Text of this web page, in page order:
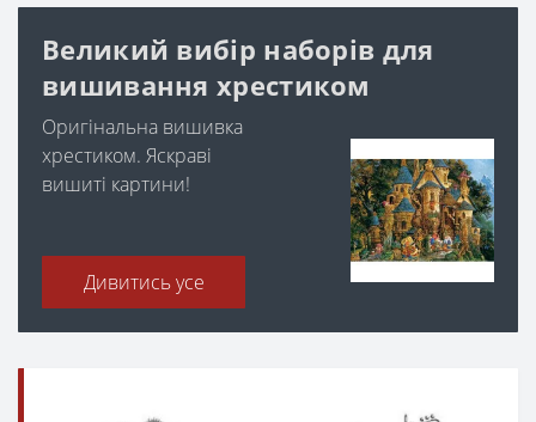
Великий вибір наборів для
вишивання хрестиком
Оригінальна вишивка
хрестиком. Яскраві
вишиті картини!
Дивитись усе